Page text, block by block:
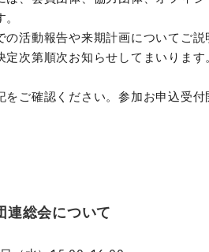
の活動報告や来期計画についてご
定次第順次お知らせしてまいります
をご確認ください。参加お申込受
連総会について